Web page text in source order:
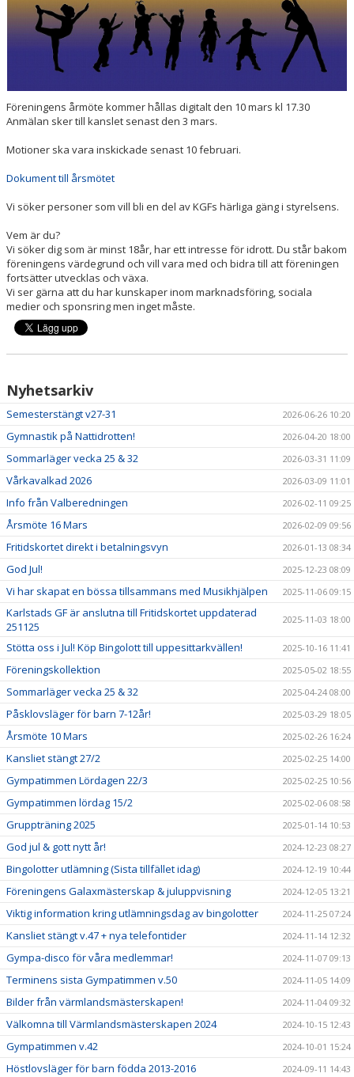
PRISER & TERMINSTIDER
BLI LEDARE
FÖRENINGSKOLLEKTION
SPONSORER
FRITIDSKORTET
Föreningens årmöte kommer hållas digitalt den 10 mars kl 17.30
Anmälan sker till kanslet senast den 3 mars.
Motioner ska vara inskickade senast 10 februari.
Dokument till årsmötet
Vi söker personer som vill bli en del av KGFs härliga gäng i styrelsens.
Vem är du?
Vi söker dig som är minst 18år, har ett intresse för idrott. Du står bakom
föreningens värdegrund och vill vara med och bidra till att föreningen
fortsätter utvecklas och växa.
Vi ser gärna att du har kunskaper inom marknadsföring, sociala
medier och sponsring men inget måste.
Nyhetsarkiv
Semesterstängt v27-31 2026-06-26 10:20
Gymnastik på Nattidrotten! 2026-04-20 18:00
Sommarläger vecka 25 & 32 2026-03-31 11:09
Vårkavalkad 2026 2026-03-09 11:01
Info från Valberedningen 2026-02-11 09:25
Årsmöte 16 Mars 2026-02-09 09:56
Fritidskortet direkt i betalningsvyn 2026-01-13 08:34
God Jul! 2025-12-23 08:09
Vi har skapat en bössa tillsammans med Musikhjälpen 2025-11-06 09:15
Karlstads GF är anslutna till Fritidskortet uppdaterad
251125
2025-11-03 18:00
Stötta oss i Jul! Köp Bingolott till uppesittarkvällen! 2025-10-16 11:41
Föreningskollektion 2025-05-02 18:55
Sommarläger vecka 25 & 32 2025-04-24 08:00
Påsklovsläger för barn 7-12år! 2025-03-29 18:05
Årsmöte 10 Mars 2025-02-26 16:24
Kansliet stängt 27/2 2025-02-25 14:00
Gympatimmen Lördagen 22/3 2025-02-25 10:56
Gympatimmen lördag 15/2 2025-02-06 08:58
Gruppträning 2025 2025-01-14 10:53
God jul & gott nytt år! 2024-12-23 08:27
Bingolotter utlämning (Sista tillfället idag) 2024-12-19 10:44
Föreningens Galaxmästerskap & juluppvisning 2024-12-05 13:21
Viktig information kring utlämningsdag av bingolotter 2024-11-25 07:24
Kansliet stängt v.47 + nya telefontider 2024-11-14 12:32
Gympa-disco för våra medlemmar! 2024-11-07 09:13
Terminens sista Gympatimmen v.50 2024-11-05 14:09
Bilder från värmlandsmästerskapen! 2024-11-04 09:32
Välkomna till Värmlandsmästerskapen 2024 2024-10-15 12:43
Gympatimmen v.42 2024-10-01 15:24
Höstlovsläger för barn födda 2013-2016 2024-09-11 14:43